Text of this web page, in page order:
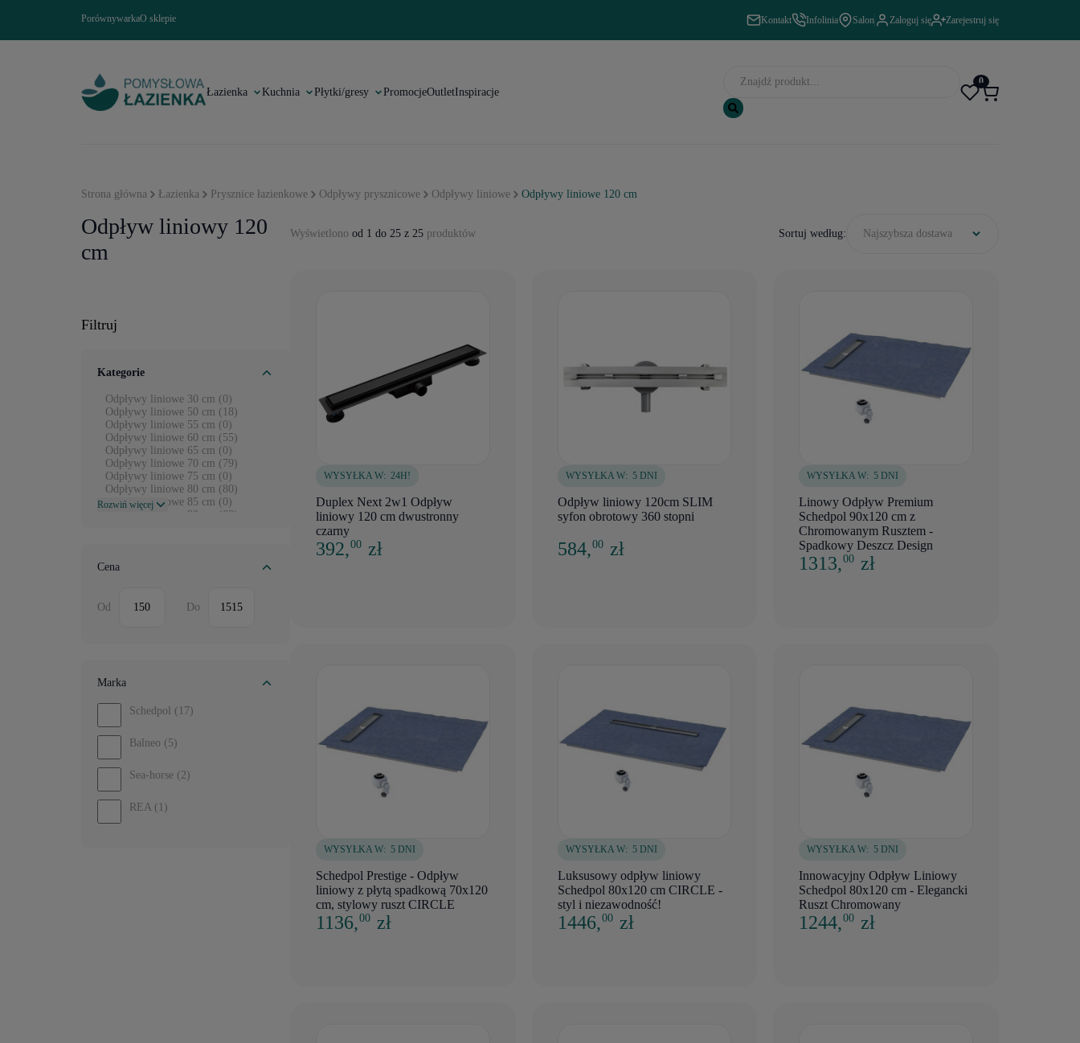
PorównywarkaO sklepie Kontakt Infolinia Salon Zaloguj się Zarejestruj się
Łazienka Kuchnia Płytki/gresy PromocjeOutletInspiracje
0
Strona główna Łazienka Prysznice łazienkowe Odpływy prysznicowe Odpływy liniowe Odpływy liniowe 120 cm
Odpływ liniowy 120
cm
Filtruj
Kategorie
Odpływy liniowe 30 cm (0)
Odpływy liniowe 50 cm (18)
Odpływy liniowe 55 cm (0)
Odpływy liniowe 60 cm (55)
Odpływy liniowe 65 cm (0)
Odpływy liniowe 70 cm (79)
Odpływy liniowe 75 cm (0)
Odpływy liniowe 80 cm (80)
Odpływy liniowe 85 cm (0)
Odpływy liniowe 90 cm (63)
Odpływy liniowe 110 cm (3)
Odpływy liniowe 145 cm (0)
Rozwiń więcej
Cena
Od Do
Marka
Schedpol (17)
Balneo (5)
Sea-horse (2)
REA (1)
Wyświetlono od 1 do 25 z 25 produktów Sortuj według: Najszybsza dostawa
WYSYŁKA W: 24H!
Duplex Next 2w1 Odpływ
liniowy 120 cm dwustronny
czarny
392,00 zł
WYSYŁKA W: 5 DNI
Odpływ liniowy 120cm SLIM
syfon obrotowy 360 stopni
584,00 zł
WYSYŁKA W: 5 DNI
Linowy Odpływ Premium
Schedpol 90x120 cm z
Chromowanym Rusztem -
Spadkowy Deszcz Design
1313,00 zł
WYSYŁKA W: 5 DNI
Schedpol Prestige - Odpływ
liniowy z płytą spadkową 70x120
cm, stylowy ruszt CIRCLE
1136,00 zł
WYSYŁKA W: 5 DNI
Luksusowy odpływ liniowy
Schedpol 80x120 cm CIRCLE -
styl i niezawodność!
1446,00 zł
WYSYŁKA W: 5 DNI
Innowacyjny Odpływ Liniowy
Schedpol 80x120 cm - Elegancki
Ruszt Chromowany
1244,00 zł